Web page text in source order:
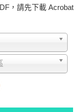
，請先下載 Acrobat